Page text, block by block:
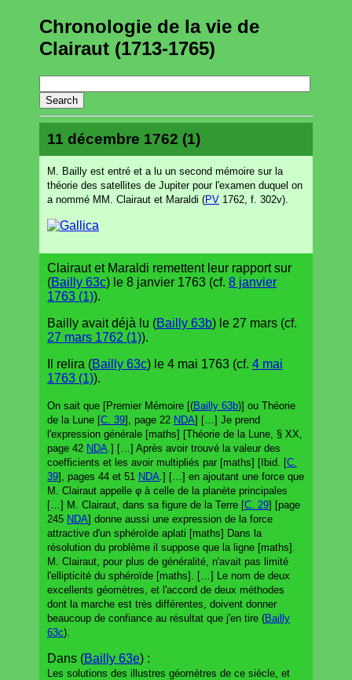
Chronologie de la vie de
Clairaut (1713-1765)
11 décembre 1762 (1)
M. Bailly est entré et a lu un second mémoire sur la
théorie des satellites de Jupiter pour l'examen duquel on
a nommé MM. Clairaut et Maraldi (PV 1762, f. 302v).
Clairaut et Maraldi remettent leur rapport sur
(Bailly 63c) le 8 janvier 1763 (cf. 8 janvier
1763 (1)).
Bailly avait déjà lu (Bailly 63b) le 27 mars (cf.
27 mars 1762 (1)).
Il relira (Bailly 63c) le 4 mai 1763 (cf. 4 mai
1763 (1)).
On sait que [Premier Mémoire [(Bailly 63b)] ou Théorie
de la Lune [C. 39], page 22 NDA] […] Je prend
l'expression générale [maths] [Théorie de la Lune, § XX,
page 42 NDA .] […] Après avoir trouvé la valeur des
coefficients et les avoir multipliés par [maths] [Ibid. [C.
39], pages 44 et 51 NDA .] […] en ajoutant une force que
M. Clairaut appelle φ à celle de la planète principales
[…] M. Clairaut, dans sa figure de la Terre [C. 29] [page
245 NDA] donne aussi une expression de la force
attractive d'un sphéroïde aplati [maths] Dans la
résolution du problème il suppose que la ligne [maths].
M. Clairaut, pour plus de généralité, n'avait pas limité
l'ellipticité du sphéroïde [maths]. […] Le nom de deux
excellents géomètres, et l'accord de deux méthodes
dont la marche est très différentes, doivent donner
beaucoup de confiance au résultat que j'en tire (Bailly
63c).
Dans (Bailly 63e) :
Les solutions des illustres géomètres de ce siècle, et